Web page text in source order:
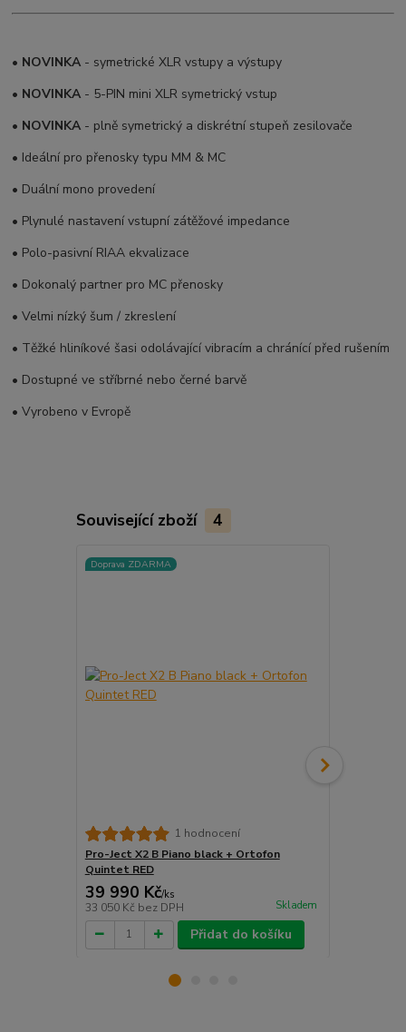
• NOVINKA - symetrické XLR vstupy a výstupy
• NOVINKA - 5-PIN mini XLR symetrický vstup
• NOVINKA - plně symetrický a diskrétní stupeň zesilovače
• Ideální pro přenosky typu MM & MC
• Duální mono provedení
• Plynulé nastavení vstupní zátěžové impedance
• Polo-pasivní RIAA ekvalizace
• Dokonalý partner pro MC přenosky
• Velmi nízký šum / zkreslení
• Těžké hliníkové šasi odolávající vibracím a chránící před rušením
• Dostupné ve stříbrné nebo černé barvě
• Vyrobeno v Evropě
Související zboží 4
Doprava ZDARMA
1 hodnocení
Pro-Ject X2 B Piano black + Ortofon
Quintet RED
39 990 Kč/ks
33 050 Kč bez DPH Skladem
Přidat do košíku